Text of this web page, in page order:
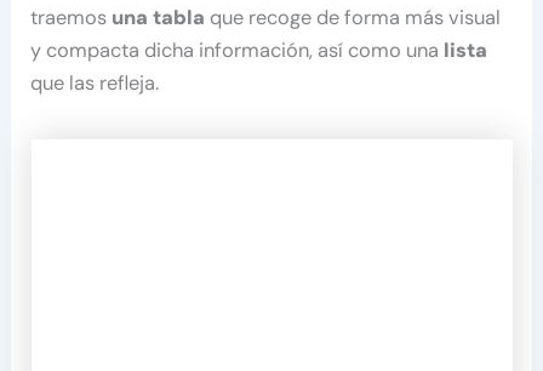
traemos una tabla que recoge de forma más visual
y compacta dicha información, así como una lista
que las refleja.